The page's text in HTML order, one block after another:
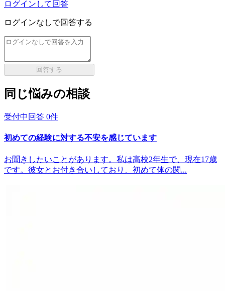
ログインして回答
ログインなしで回答する
回答する
同じ悩みの相談
受付中 回答 0件
初めての経験に対する不安を感じています
お聞きしたいことがあります。私は高校2年生で、現在17歳
です。彼女とお付き合いしており、初めて体の関...